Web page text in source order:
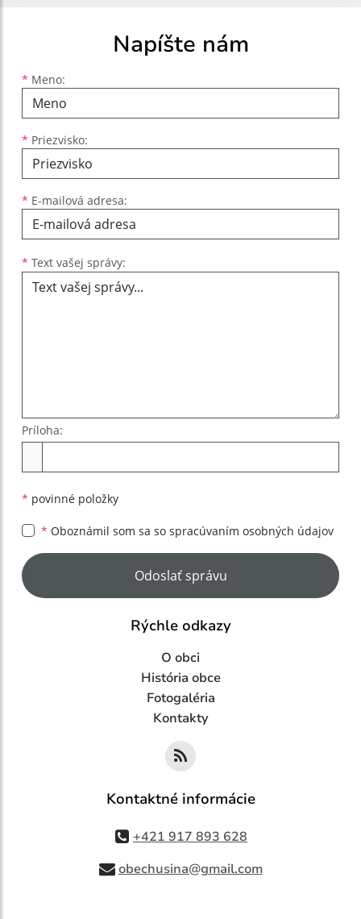
Napíšte nám
* Meno:
Meno
* Priezvisko:
Priezvisko
* E-mailová adresa:
E-mailová adresa
* Text vašej správy:
Príloha:
* povinné položky
* Oboznámil som sa so spracúvaním osobných údajov
Google reCaptcha Response
Odoslať správu
Rýchle odkazy
O obci
História obce
Fotogaléria
Kontakty
Kontaktné informácie
+421 917 893 628
obechusina@gmail.com